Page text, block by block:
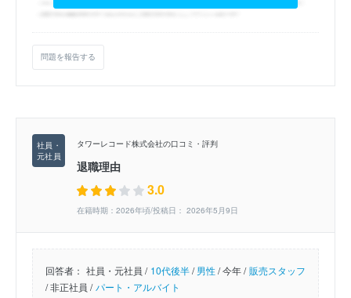
問題を報告する
タワーレコード株式会社の口コミ・評判
退職理由
3.0
在籍時期：2026年頃/投稿日： 2026年5月9日
回答者： 社員・元社員 / 10代後半/男性/今年 / 販売スタッフ
/非正社員 / パート・アルバイト